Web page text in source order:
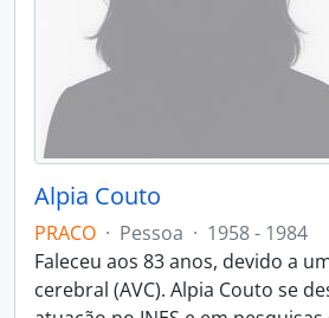
Alpia Couto
PRACO · Pessoa · 1958 - 1984
Faleceu aos 83 anos, devido a
cerebral (AVC). Alpia Couto se